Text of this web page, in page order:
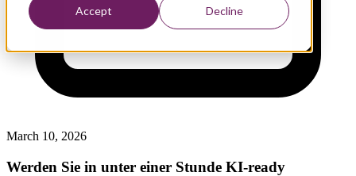
Accept Decline
March 10, 2026
Werden Sie in unter einer Stunde KI-ready